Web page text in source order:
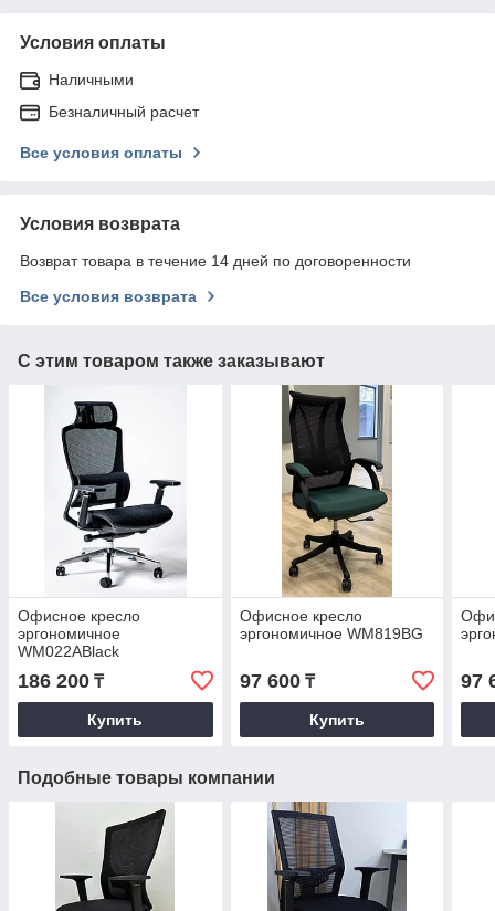
Условия оплаты
Наличными
Безналичный расчет
Все условия оплаты
Условия возврата
Возврат товара в течение 14 дней по договоренности
Все условия возврата
С этим товаром также заказывают
Офисное кресло
эргономичное
WM022ABlack
186 200 ₸
Купить
Офисное кресло
эргономичное WM819BG
97 600₸
Купить
97
Подобные товары компании